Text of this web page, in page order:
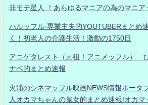
非モテ星人 ！あらゆるマニアの為のマニア
ハルッフル-専業主夫的YOUTUBERまとめ
く！初老人の介護生活！激動の1750日
アニゲタレスト（元祖！アニメッフル）
ナベ的まとめ速報
火浦のシネマッフル映画NEWS情報ポータ
人オカマちゃんの鬼女的まとめ速報!オカ